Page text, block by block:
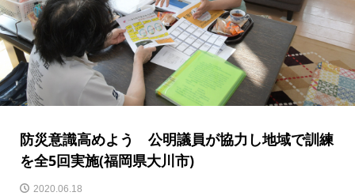
防災意識高めよう 公明議員が協力し地域で訓練
を全5回実施(福岡県大川市)
2020.06.18